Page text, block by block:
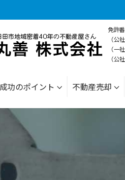
免許
（公
（一
（公
功のポイント 不動産売却